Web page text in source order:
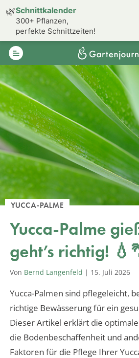
YUCCA-PALME
Yucca-Palme
geht’s richtig!
Von Bernd Langenfeld | 15. Juli 2026
Yucca-Palmen sind pflegeleicht,
richtige Bewässerung für ein
Dieser Artikel erklärt die
die Bodenbeschaffenheit und
Faktoren für die Pflege Ihrer
🌿Schnittkalender
300+ Pflanzen,
perfekte Schnittzeiten!